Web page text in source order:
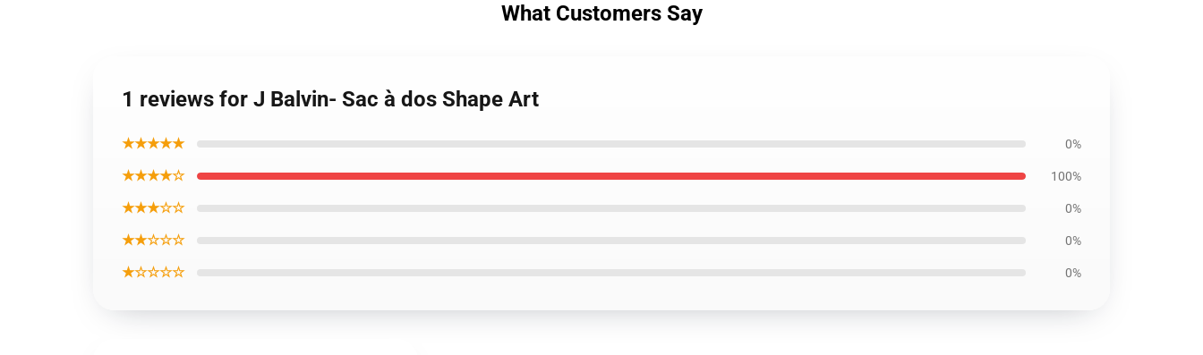
What Customers Say
1 reviews for J Balvin- Sac à dos Shape Art
★★★★★ 0%
★★★★☆ 100%
★★★☆☆ 0%
★★☆☆☆ 0%
★☆☆☆☆ 0%